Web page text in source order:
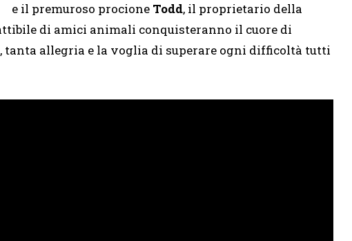
e il premuroso procione Todd, il proprietario della
di amici animali conquisteranno il cuore di
allegria e la voglia di superare ogni difficoltà tutti